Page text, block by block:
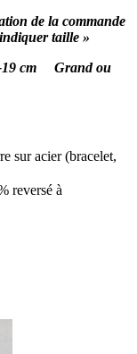
de la commande
taille »
19 cm Grand ou
sur acier (bracelet,
reversé à